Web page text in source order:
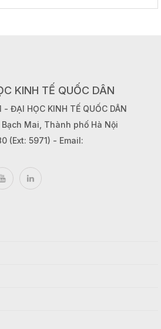
KINH TẾ QUỐC DÂN
ĐẠI HỌC KINH TẾ QUỐC DÂN
Mai, Thành phố Hà Nội
(Ext: 5971) - Email: